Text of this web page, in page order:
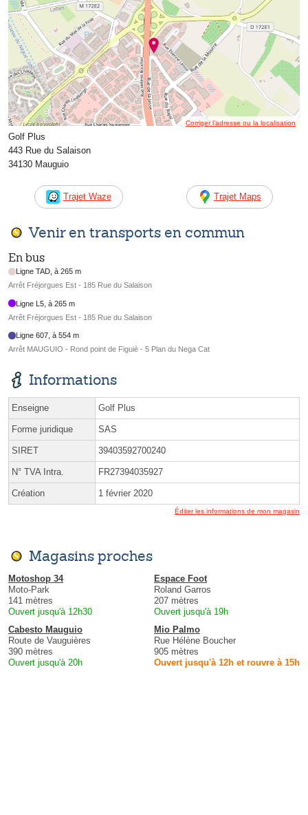
Corriger l’adresse ou la localisation
Golf Plus
443 Rue du Salaison
34130 Mauguio
Trajet Waze Trajet Maps
Venir en transports en commun
En bus
Ligne TAD, à 265 m
Arrêt Fréjorgues Est - 185 Rue du Salaison
Ligne L5, à 265 m
Arrêt Fréjorgues Est - 185 Rue du Salaison
Ligne 607, à 554 m
Arrêt MAUGUIO - Rond point de Figuiè - 5 Plan du Nega Cat
Informations
Enseigne Golf Plus
Forme juridique SAS
SIRET 39403592700240
N° TVA Intra. FR27394035927
Création 1 février 2020
Éditer les informations de mon magasin
Magasins proches
Motoshop 34
Moto-Park
141 mètres
Ouvert jusqu'à 12h30
Espace Foot
Roland Garros
207 mètres
Ouvert jusqu'à 19h
Cabesto Mauguio
Route de Vauguières
390 mètres
Ouvert jusqu'à 20h
Mio Palmo
Rue Hélène Boucher
905 mètres
Ouvert jusqu'à 12h et rouvre à 15h